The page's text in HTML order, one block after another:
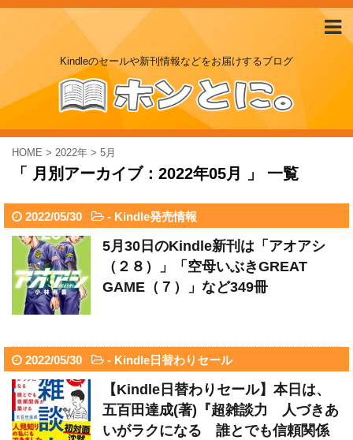
Kindleのセールや新刊情報などをお届けするブログ
HOME > 2022年 > 5月
「 月別アーカイブ：2022年05月 」 一覧
2022/05/30 - Kindle発売情報
5月30日のKindle新刊は「アオアシ
（２８）」「空母いぶきGREAT
GAME（７）」など349冊
2022/05/30 - Kindle日替わりセール
【Kindle日替わりセール】本日は、
五百田達成(著)『超雑談力 人づきあ
いがラクになる 誰とでも信頼関係